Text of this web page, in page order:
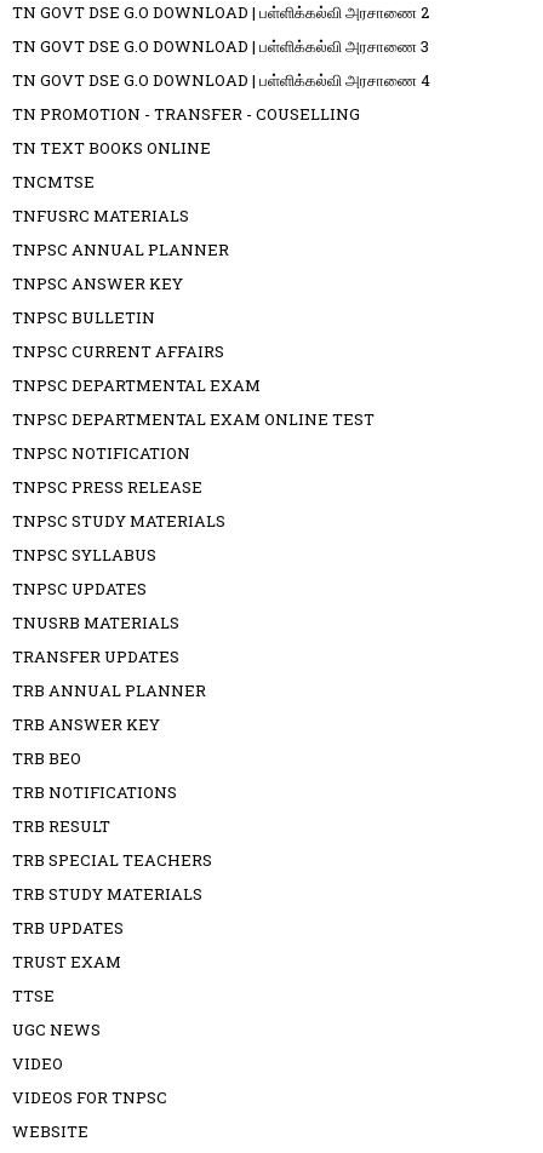
TN GOVT DSE G.O DOWNLOAD | பள்ளிக்கல்வி அரசாணை 2
TN GOVT DSE G.O DOWNLOAD | பள்ளிக்கல்வி அரசாணை 3
TN GOVT DSE G.O DOWNLOAD | பள்ளிக்கல்வி அரசாணை 4
TN PROMOTION - TRANSFER - COUSELLING
TN TEXT BOOKS ONLINE
TNCMTSE
TNFUSRC MATERIALS
TNPSC ANNUAL PLANNER
TNPSC ANSWER KEY
TNPSC BULLETIN
TNPSC CURRENT AFFAIRS
TNPSC DEPARTMENTAL EXAM
TNPSC DEPARTMENTAL EXAM ONLINE TEST
TNPSC NOTIFICATION
TNPSC PRESS RELEASE
TNPSC STUDY MATERIALS
TNPSC SYLLABUS
TNPSC UPDATES
TNUSRB MATERIALS
TRANSFER UPDATES
TRB ANNUAL PLANNER
TRB ANSWER KEY
TRB BEO
TRB NOTIFICATIONS
TRB RESULT
TRB SPECIAL TEACHERS
TRB STUDY MATERIALS
TRB UPDATES
TRUST EXAM
TTSE
UGC NEWS
VIDEO
VIDEOS FOR TNPSC
WEBSITE